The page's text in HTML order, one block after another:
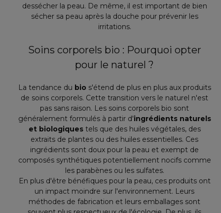
dessécher la peau. De même, il est important de bien
sécher sa peau après la douche pour prévenir les
irritations.
Soins corporels bio : Pourquoi opter
pour le naturel ?
La tendance du bio s'étend de plus en plus aux produits
de soins corporels. Cette transition vers le naturel n'est
pas sans raison. Les soins corporels bio sont
généralement formulés à partir d'ingrédients naturels
et biologiquestels que des huiles végétales, des
extraits de plantes ou des huiles essentielles. Ces
ingrédients sont doux pour la peau et exempt de
composés synthétiques potentiellement nocifs comme
les parabènes ou les sulfates.
En plus d'être bénéfiques pour la peau, ces produits ont
un impact moindre sur l'environnement. Leurs
méthodes de fabrication et leurs emballages sont